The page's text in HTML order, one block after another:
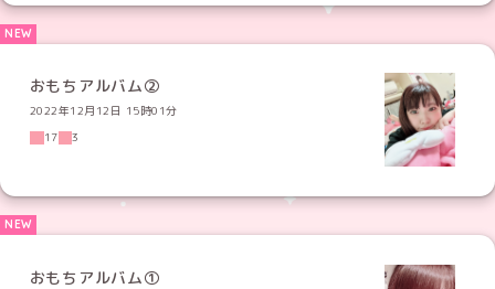
おもちアルバム②
2022年12月12日 15時01分
17
3
おもちアルバム①